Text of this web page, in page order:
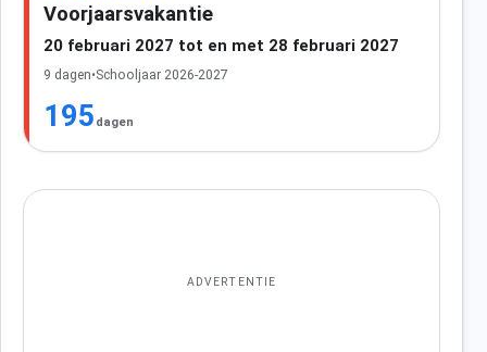
Voorjaarsvakantie
20 februari 2027 tot en met 28 februari 2027
9 dagen•Schooljaar 2026-2027
195 dagen
ADVERTENTIE